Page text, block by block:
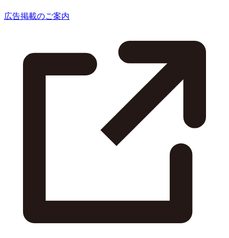
広告掲載のご案内